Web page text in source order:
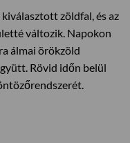
zöldfal, és az
változik. Napokon
álmai örökzöld
Rövid időn belül